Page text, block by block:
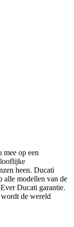
mee op een
heen. Ducati
alle modellen van de
Ducati garantie.
de wereld